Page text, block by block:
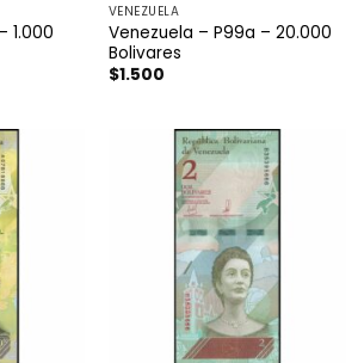
1.000
VENEZUELA
Venezuela – P99a – 20.000
Bolivares
$1.500